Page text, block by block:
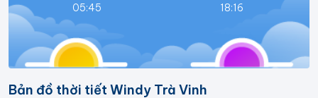
05:45 18:16
Bản đồ thời tiết Windy Trà Vinh